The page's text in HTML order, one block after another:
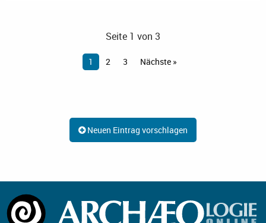
Seite 1 von 3
1 2 3 Nächste »
Neuen Eintrag vorschlagen